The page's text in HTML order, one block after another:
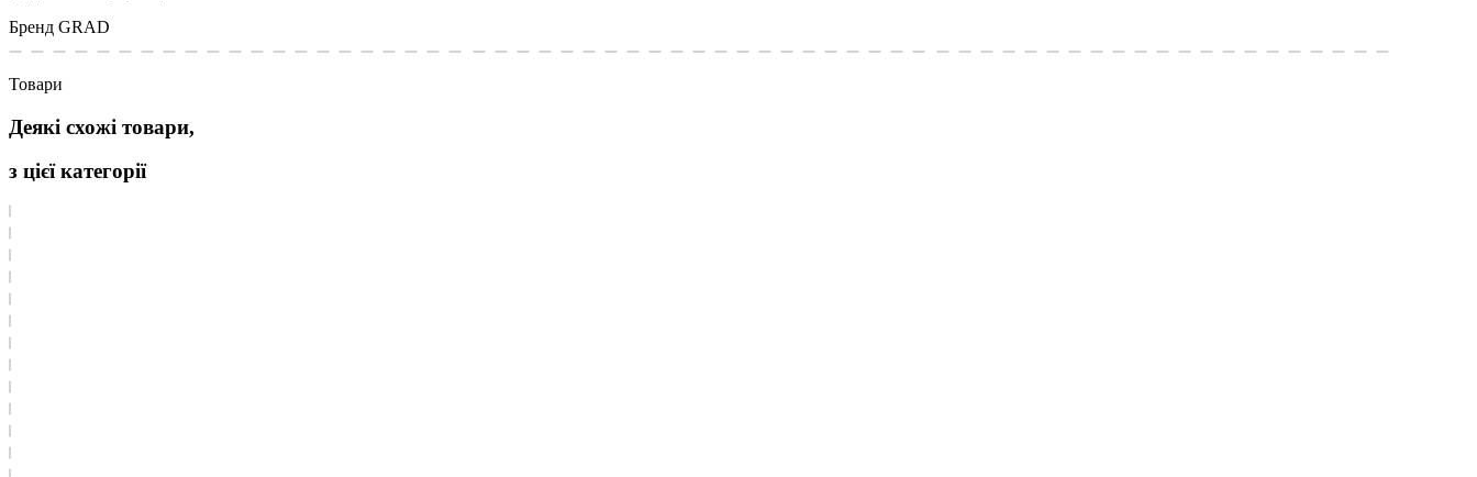
Бренд GRAD
Товари
Деякі схожі товари,
з цієї категорії